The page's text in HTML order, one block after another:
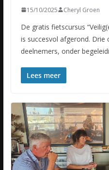
15/10/2025 Cheryl Groen
De gratis fietscursus
is succesvol afgerond. Drie
deelnemers, onder
Lees meer